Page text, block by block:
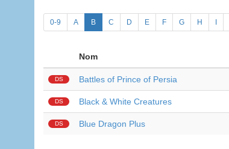
0-9 A B C D E F G H
Nom
DS Battles of Prince of Persia
DS Black & White Creatures
DS Blue Dragon Plus